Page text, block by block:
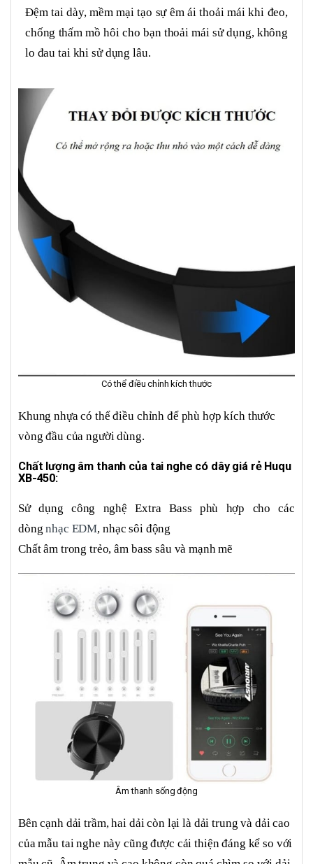
Đệm tai dày, mềm mại tạo sự êm ái thoải mái khi đeo,
chống thấm mồ hôi cho bạn thoải mái sử dụng, không
lo đau tai khi sử dụng lâu.
Có thể điều chỉnh kích thước
Khung nhựa có thể điều chỉnh để phù hợp kích thước
vòng đầu của người dùng.
Chất lượng âm thanh của tai nghe có dây giá rẻ Huqu
XB-450:
Sử dụng công nghệ Extra Bass phù hợp cho các
dòngnhạc EDM, nhạc sôi động
Chất âm trong trẻo, âm bass sâu và mạnh mẽ
Âm thanh sống động
Bên cạnh dải trầm, hai dải còn lại là dải trung và dải cao
của mẫu tai nghe này cũng được cải thiện đáng kể so với